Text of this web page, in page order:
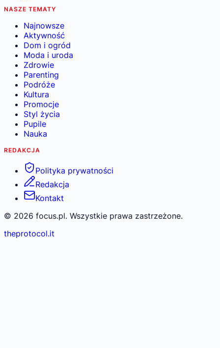
NASZE TEMATY
Najnowsze
Aktywność
Dom i ogród
Moda i uroda
Zdrowie
Parenting
Podróże
Kultura
Promocje
Styl życia
Pupile
Nauka
REDAKCJA
Polityka prywatności
Redakcja
Kontakt
© 2026 focus.pl. Wszystkie prawa zastrzeżone.
theprotocol.it